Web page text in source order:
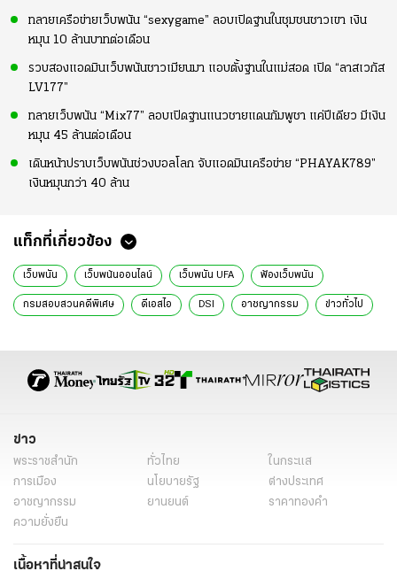
ทลายเครือข่ายเว็บพนัน “sexygame” ลอบเปิดฐานในชุมชนชาวเขา เงิน
หมุน 10 ล้านบาทต่อเดือน
รวบสองแอดมินเว็บพนันชาวเมียนมา แอบตั้งฐานในแม่สอด เปิด “ลาสเวกัส
LV177”
ทลายเว็บพนัน “Mix77” ลอบเปิดฐานแนวชายแดนกัมพูชา แค่ปีเดียว มีเงิน
หมุน 45 ล้านต่อเดือน
เดินหน้าปราบเว็บพนันช่วงบอลโลก จับแอดมินเครือข่าย “PHAYAK789”
เงินหมุนกว่า 40 ล้าน
แท็กที่เกี่ยวข้อง
เว็บพนัน เว็บพน้นออนไลน์ เว็บพนัน UFA ฟ้องเว็บพนัน
กรมสอบสวนคดีพิเศษ ดีเอสไอ DSI อาชญากรรม ข่าวทั่วไป
ข่าว
พระราชสำนัก ทั่วไทย
ในกระแส
การเมือง
นโยบายรัฐ
ต่างประเทศ
อาชญากรรม
ยานยนต์
ราคาทองคำ
ความยั่งยืน
เนื้อหาที่น่าสนใจ